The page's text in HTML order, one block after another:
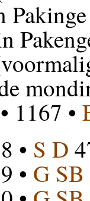
Pakinge
1167 •
• S D
• G SB